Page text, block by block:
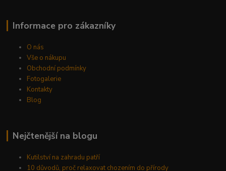
Informace pro zákazníky
O nás
Vše o nákupu
Obchodní podmínky
Fotogalerie
Kontakty
Blog
Nejčtenější na blogu
Kutilství na zahradu patří
10 důvodů, proč relaxovat chozením do přírody